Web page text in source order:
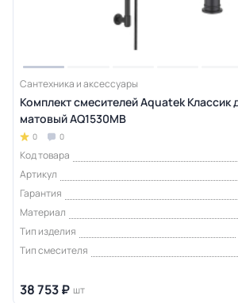
Сантехника и аксессуары
Комплект смесителей Aquatek
матовый AQ1530MB
0 0
Код товара
Артикул
Гарантия
Материал
Тип изделия
Тип смесителя
38 753 ₽ шт